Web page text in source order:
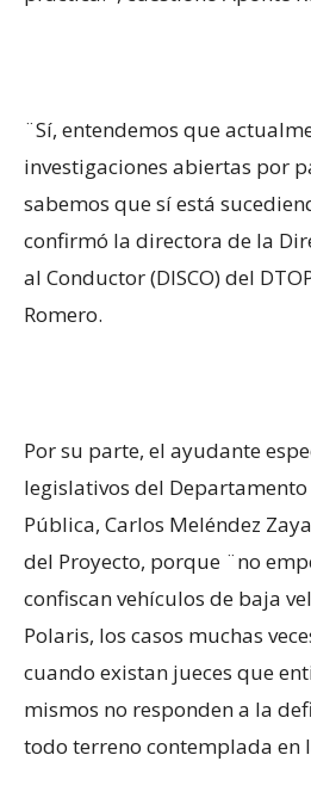
¨Sí, entendemos que
investigaciones abiertas por
sabemos que sí está
confirmó la directora de la
al Conductor (DISCO) del
Romero.
Por su parte, el ayudante
legislativos del
Pública, Carlos Meléndez
del Proyecto, porque ¨no
confiscan vehículos de baja
Polaris, los casos muchas
cuando existan jueces que
mismos no responden a la
todo terreno contemplada en